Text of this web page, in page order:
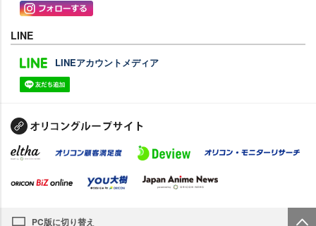
LINE
LINEアカウントメディア
PC版に切り替え